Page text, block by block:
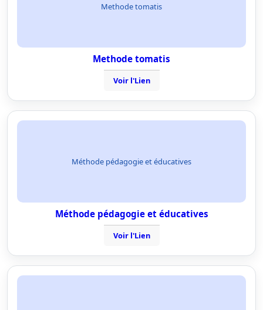
Methode tomatis
Methode tomatis
Voir l'Lien
Méthode pédagogie et éducatives
Méthode pédagogie et éducatives
Voir l'Lien